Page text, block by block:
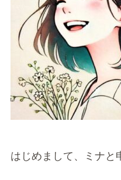
はじめまして、ミナと